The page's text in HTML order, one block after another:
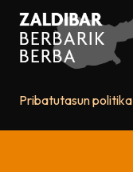
Pribatutasun politika